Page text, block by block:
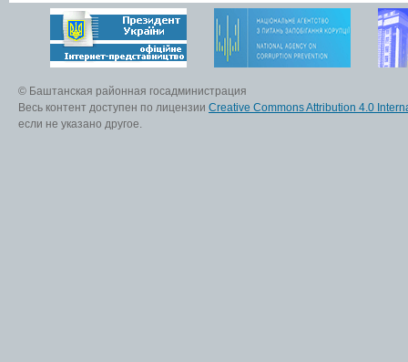
© Баштанская районная госадминистрация
Весь контент доступен по лицензии Creative Commons Attribution 4.0
если не указано другое.